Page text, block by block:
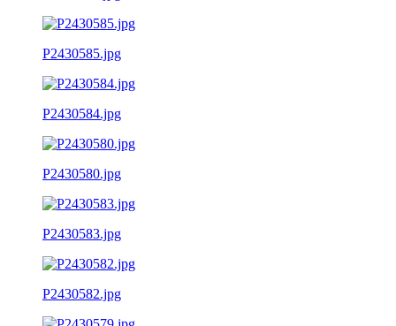
P2430585.jpg
P2430584.jpg
P2430580.jpg
P2430583.jpg
P2430582.jpg